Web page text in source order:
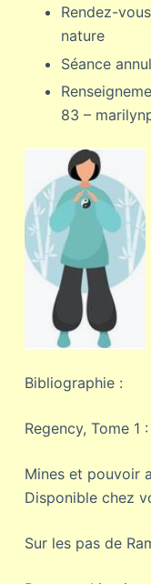
Rendez-
nature
Séance
83 –
Bibliographie :
Regency, Tome 1
Mines et pouvoir
Disponible chez
Sur les pas de